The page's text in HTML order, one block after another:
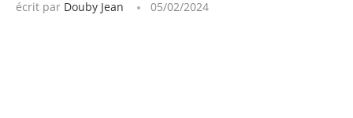
écrit par Douby Jean 05/02/2024